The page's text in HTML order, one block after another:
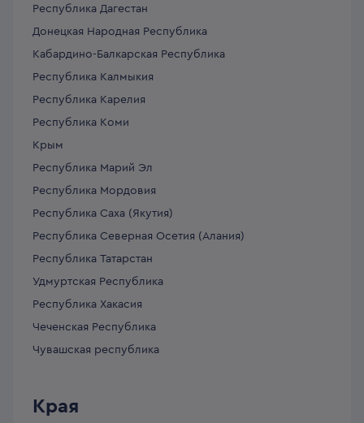
Республика Дагестан
Донецкая Народная Республика
Кабардино-Балкарская Республика
Республика Калмыкия
Республика Карелия
Республика Коми
Крым
Республика Марий Эл
Республика Мордовия
Республика Саха (Якутия)
Республика Северная Осетия (Алания)
Республика Татарстан
Удмуртская Республика
Республика Хакасия
Чеченская Республика
Чувашская республика
Края